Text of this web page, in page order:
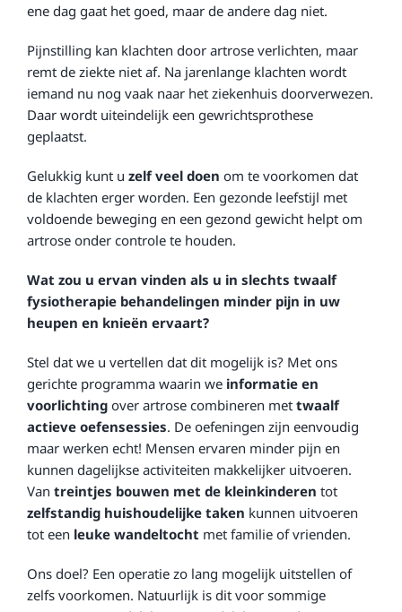
ene dag gaat het goed, maar de andere dag niet.
Pijnstilling kan klachten door artrose verlichten, maar
remt de ziekte niet af. Na jarenlange klachten wordt
iemand nu nog vaak naar het ziekenhuis doorverwezen.
Daar wordt uiteindelijk een gewrichtsprothese
geplaatst.
Gelukkig kunt u zelf veel doen om te voorkomen dat
de klachten erger worden. Een gezonde leefstijl met
voldoende beweging en een gezond gewicht helpt om
artrose onder controle te houden.
Wat zou u ervan vinden als u in slechts twaalf
fysiotherapie behandelingen minder pijn in uw
heupen en knieën ervaart?
Stel dat we u vertellen dat dit mogelijk is? Met ons
gerichte programma waarin we informatie en
voorlichtingover artrose combineren met twaalf
actieve oefensessies. De oefeningen zijn eenvoudig
maar werken echt! Mensen ervaren minder pijn en
kunnen dagelijkse activiteiten makkelijker uitvoeren.
Van treintjes bouwen met de kleinkinderen tot
zelfstandig huishoudelijke taken kunnen uitvoeren
tot een leuke wandeltocht met familie of vrienden.
Ons doel? Een operatie zo lang mogelijk uitstellen of
zelfs voorkomen. Natuurlijk is dit voor sommige